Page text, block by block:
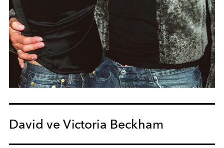
David ve Victoria Beckham